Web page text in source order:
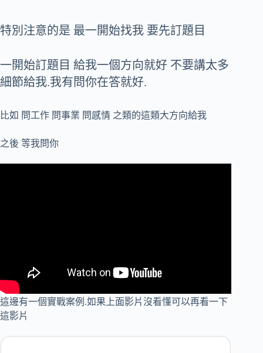
特別注意的是 最一開始找我 要先訂題目
一開始訂題目 給我一個方向就好 不要講太多
細節給我.我有問你在答就好.
比如 問工作 問事業 問感情 之類的這類大方向給我
之後 等我問你
這邊有一個實戰案例.如果上面影片沒看懂可以再看一下
這影片